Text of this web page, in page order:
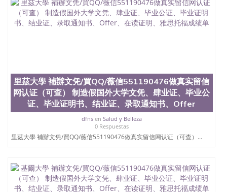
学院的毕业证成绩单所使用的材料，尺寸大小，防伪
结构（包括：水印，阴影底纹，钢印LOGO烫金烫
银，LOGO烫金烫银复合重叠。 文字图案浮雕，激光
业证，录取通知书，在读证明等相关材料）的版本更
新信息， 能够在时间掌握的海外学历文凭的样版，尺
寸大小，纸张材质，防伪技术等等，并在时间收集到
原版实物，以求达到客户的需求。 我们的优势： 我
们在保证合理定价的同时，坚持较高性价比，通过品
质和效率不断优化，为您倾情诠释什么是高性价比。
咨询顾问：Sam q/微信:551190476 Q/微
信:551190476办理毕业证成绩单、教育部认证,录取通
公司专业制作、办理、仿制、成绩单文凭、改成绩、
教育部学历学位认证、毕业证、成绩单、文凭、学历
文凭、假文凭假毕业证假学历书制作、假制作、办
里茲大學 補辦文凭/買QQ/薇信551190476做真实留信
网认证（可查） 制造假国外大学文凭、肆业证、毕业公
证、毕业证明书、结业证、录取通知书、Offer
dfnsen Salud y Belleza
0 Respuestas
里茲大學 補辦文凭/買QQ/薇信551190476做真实留信网认证（可查）...